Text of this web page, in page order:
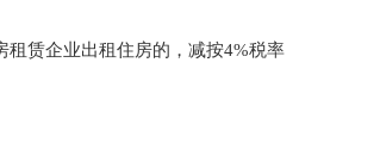
租赁企业出租住房的，减按4%税率